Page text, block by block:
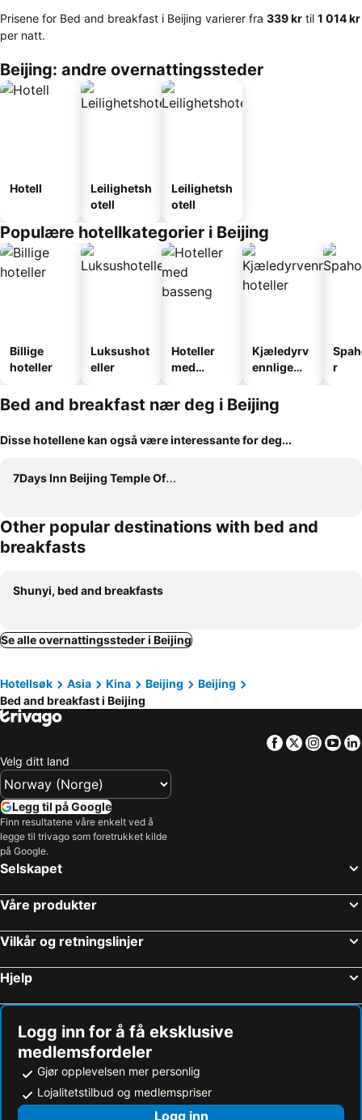
Prisene for Bed and breakfast i Beijing varierer fra ‎339 kr til ‎1 014 kr
per natt.
Beijing: andre overnattingssteder
Hotell
Leilighetsh
otell
Leilighetsh
otell
Populære hotellkategorier i Beijing
Billige
hoteller
Luksushot
eller
Hoteller
med
Kjæledyrv
ennlige
r
Bed and breakfast nær deg i Beijing
Disse hotellene kan også være interessante for deg...
7Days Inn Beijing Temple Of Heaven East Gate
Other popular destinations with bed and
breakfasts
Shunyi, bed and breakfasts
Se alle overnattingssteder i Beijing
Hotellsøk Asia Kina Beijing
Beijing
Bed and breakfast i Beijing
Facebook
Twitter
Velg ditt land
Legg til på Google
Finn resultatene våre enkelt ved å
legge til trivago som foretrukket kilde
på Google.
Selskapet
Våre produkter
Vilkår og retningslinjer
Hjelp
Logg inn for å få eksklusive
medlemsfordeler
Gjør opplevelsen mer personlig
Lojalitetstilbud og medlemspriser
Logg inn